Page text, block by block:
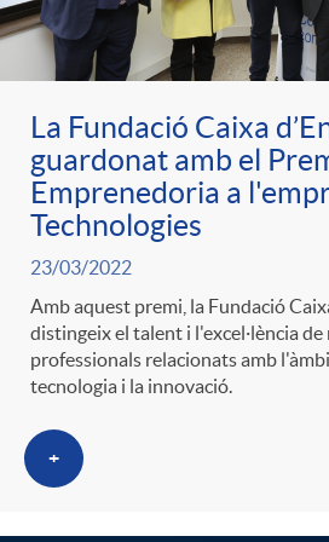
r
a
S
a
l
a
ó
p
e
r
c
a
t
t
e
n
i
d
o
A
l
c
a
d
o
La Fundació Caixa
guardonat amb el
Emprenedoria a
Technologies
23/03/2022
Amb aquest premi, la Fundació
distingeix el talent i l'excel·lència
professionals relacionats amb
tecnologia i la innovació.
+